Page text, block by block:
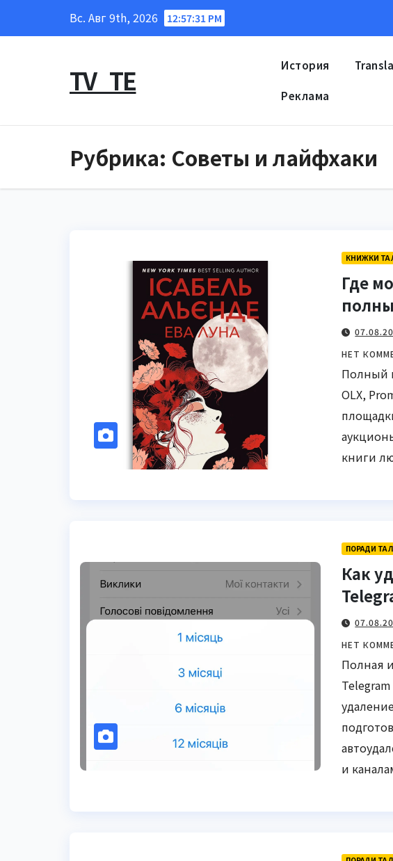
Вс. Авг 9th, 2026 12:57:32 PM
TV_TE История
Реклама
Рубрика: Советы и лайфхаки
КНИЖКИ ТА
Где
2026
НЕТ
Полный
OLX,
книги
ПОРАДИ ТА
Как
на
НЕТ
Полная
и